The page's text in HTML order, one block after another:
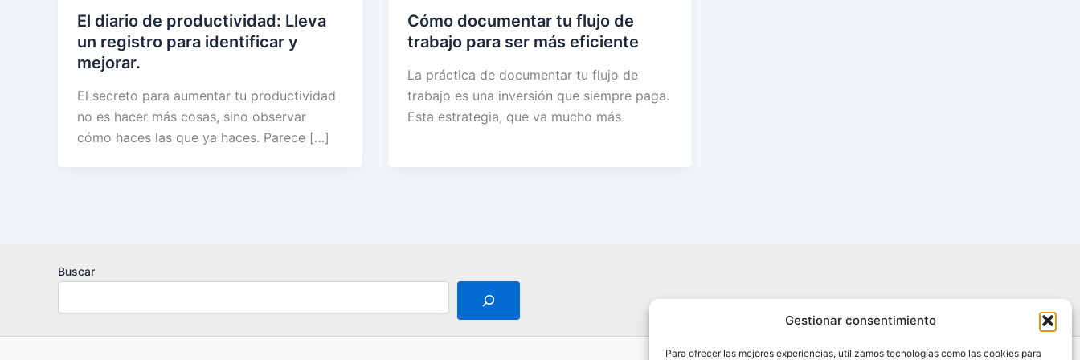
Gestionar consentimiento
Para ofrecer las mejores experiencias, utilizamos tecnologías como las cookies para
El diario de productividad: Lleva
un registro para identificar y
mejorar.
El secreto para aumentar tu productividad
no es hacer más cosas, sino observar
cómo haces las que ya haces. Parece […]
Cómo documentar tu flujo de
trabajo para ser más eficiente
La práctica de documentar tu flujo de
trabajo es una inversión que siempre paga.
Esta estrategia, que va mucho más
Buscar